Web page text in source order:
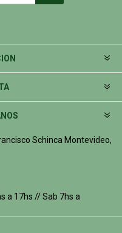
Schinca Montevideo,
a 17hs // Sab 7hs a